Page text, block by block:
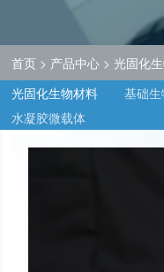
光固化生物材料 基础
水凝胶微载体
首页 > 产品中心 >光固化